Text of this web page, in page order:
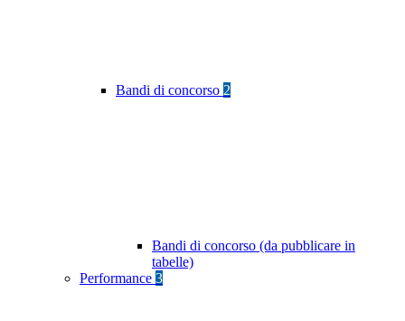
Bandi di concorso 2
Bandi di concorso (da pubblicare in
tabelle)
Performance 3